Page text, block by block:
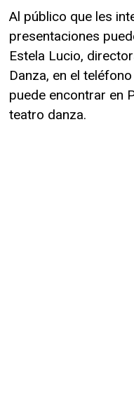
Al público que les
presentaciones
Estela Lucio,
Danza, en el
puede encontrar en
teatro danza.